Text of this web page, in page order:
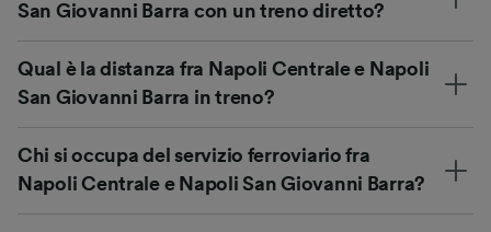
San Giovanni Barra con un treno diretto?
Qual è la distanza fra Napoli Centrale e Napoli
San Giovanni Barra in treno?
Chi si occupa del servizio ferroviario fra
Napoli Centrale e Napoli San Giovanni Barra?